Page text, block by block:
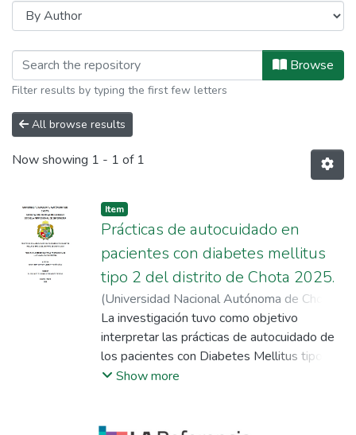
Browsing Tesis by Author "Acuña
Browse
Filter results by typing the first few letters
All browse results
Now showing 1 - 1 of 1
Item
Prácticas de autocuidado en
pacientes con diabetes mellitus
tipo 2 del distrito de Chota 2025.
(Universidad Nacional Autónoma de Chota
2025-10-31)Acuña Díaz, Yovana Lizbeth
Hernández Fiestas, Richard Williams
La investigación tuvo como objetivo
interpretar las prácticas de autocuidado de
los pacientes con Diabetes Mellitus tipo 2,
en el distrito de Chota durante el año 2025.
Show more